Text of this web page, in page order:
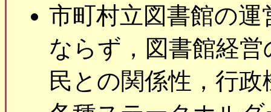
市町村立図書館の
ならず，図書館経
民との関係性，行